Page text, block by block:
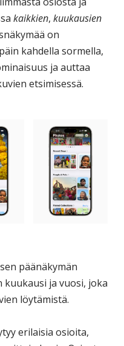
kaikkien, kuukausien
on
kahdella sormella,
ja auttaa
etsimisessä.
päänäkymän
kuukausi ja vuosi, joka
löytämistä.
erilaisia osioita,